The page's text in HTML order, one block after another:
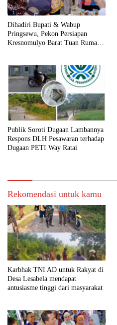
Dihadiri Bupati & Wabup
Pringsewu, Pekon Persiapan
Kresnomulyo Barat Tuan Rumah
Publik Soroti Dugaan Lambannya
Respons DLH Pesawaran terhadap
Dugaan PETI Way Ratai
Rekomendasi untuk kamu
Karbhak TNI AD untuk Rakyat di
Desa Lesabela mendapat
antusiasme tinggi dari masyarakat